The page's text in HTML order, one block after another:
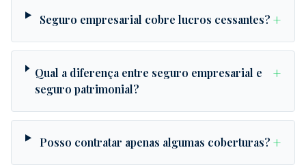
Seguro empresarial cobre lucros cessantes? +
Qual a diferença entre seguro empresarial e
seguro patrimonial?
+
Posso contratar apenas algumas coberturas? +